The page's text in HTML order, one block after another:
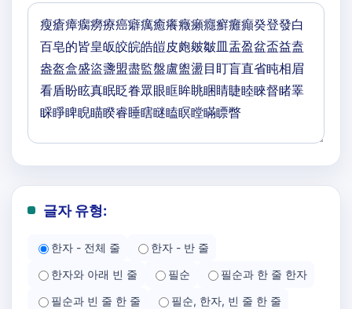
글자 유형:
한자 - 전체 줄
한자 - 반 줄
한자와 아래 빈 줄
필순
필순과 한 줄 한자
필순과 빈 줄 한 줄
필순, 한자, 빈 줄 한 줄